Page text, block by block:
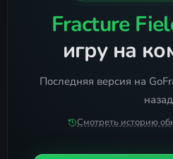
Fracture
игру на
Последняя версия на
назад
Смотреть историю